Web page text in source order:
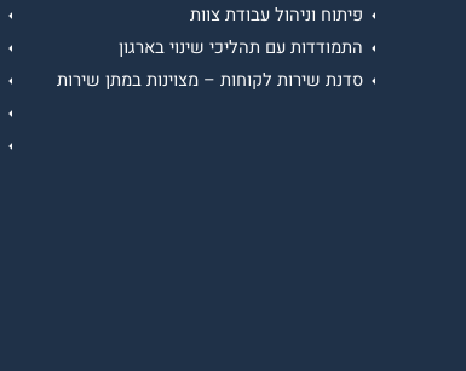
פיתוח וניהול עבודת צוות
התמודדות עם תהליכי שינוי בארגון
סדנת שירות לקוחות – מצוינות במתן שירות